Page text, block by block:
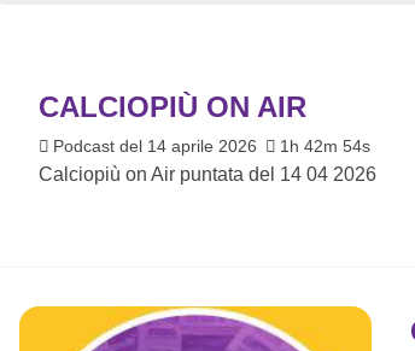
CALCIOPIÙ ON AIR
Podcast del 14 aprile 2026 1h 42m 54s
Calciopiù on Air puntata del 14 04 2026